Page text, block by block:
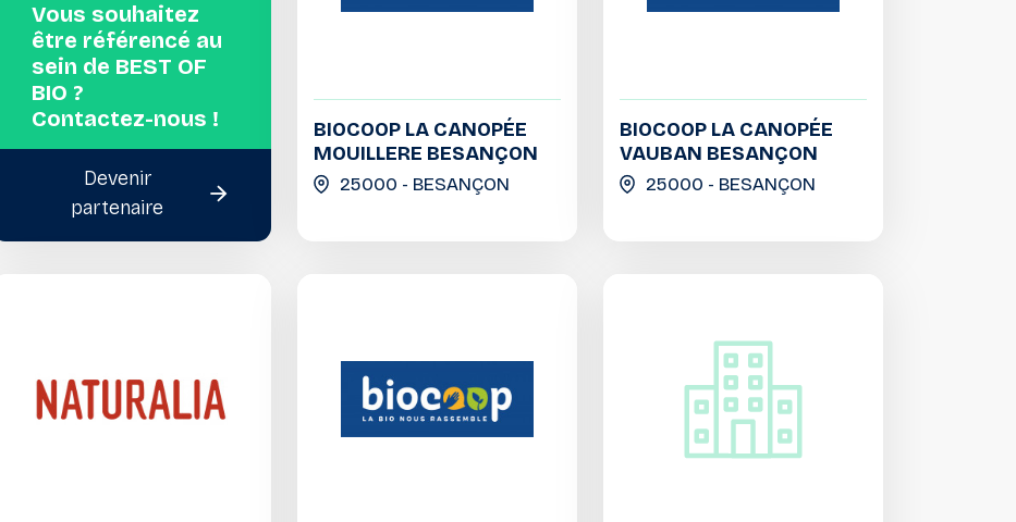
Vous souhaitez
être référencé au
sein de BEST OF
BIO ?
Contactez-nous !
Devenir
partenaire
BIOCOOP LA CANOPÉE
MOUILLERE BESANÇON
25000 - BESANÇON
BIOCOOP LA CANOPÉE
VAUBAN BESANÇON
25000 - BESANÇON